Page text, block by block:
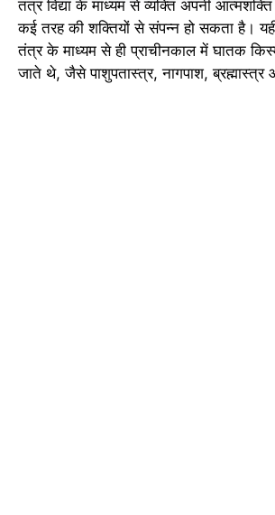
तंत्र विद्या के माध्‍यम से व्यक्ति अपनी
कई तरह की शक्तियों से संपन्न हो सकता है।
तंत्र के माध्यम से ही प्राचीनकाल में घातक
जाते थे, जैसे पाशुपतास्त्र, नागपाश, ब्रह्मास्त्र